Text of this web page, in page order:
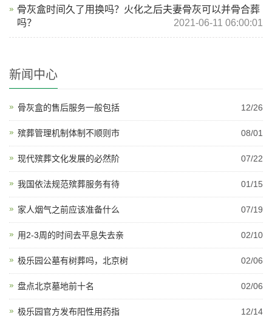
骨灰盒时间久了用换吗？火化之后夫妻骨灰可以并骨合葬
吗？
2021-06-11 06:00:01
新闻中心
骨灰盒的售后服务一般包括 12/26
殡葬管理机制体制不顺则市 08/01
现代殡葬文化发展的必然阶 07/22
我国依法规范殡葬服务有待 01/15
家人烟气之前应该准备什么 07/19
用2-3周的时间去平息失去亲 02/10
极乐园公墓有树葬吗，北京树 02/06
盘点北京墓地前十名 02/06
极乐园官方发布阳性用药指 12/14